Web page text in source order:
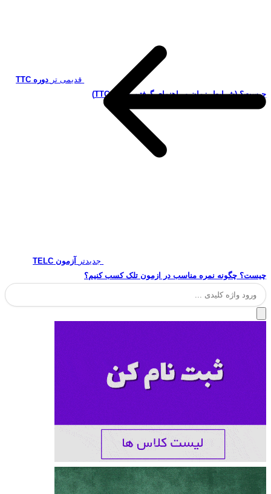
قدیمی تر
دوره TTC
چیست؟ (شرایط، زمان و راهنمای گرفتن مدرک TTC)
جدیدتر
آزمون TELC
چیست؟ چگونه نمره مناسب در ازمون تلک کسب کنیم؟
جستجو
برای: